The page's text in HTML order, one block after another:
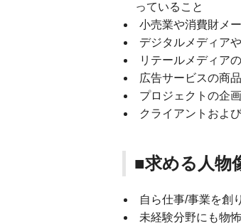
っていること
小売業や消費財メ
デジタルメディア
リテールメディア
広告サービスの商
プロジェクトの企
クライアントおよ
■求める人物
自ら仕事/事業を創
未経験分野にも物